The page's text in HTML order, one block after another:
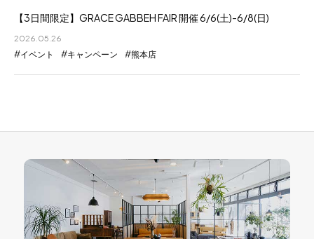
【3日間限定】GRACE GABBEH FAIR 開催 6/6(土)-6/8(日)
2026.05.26
イベント キャンペーン 熊本店